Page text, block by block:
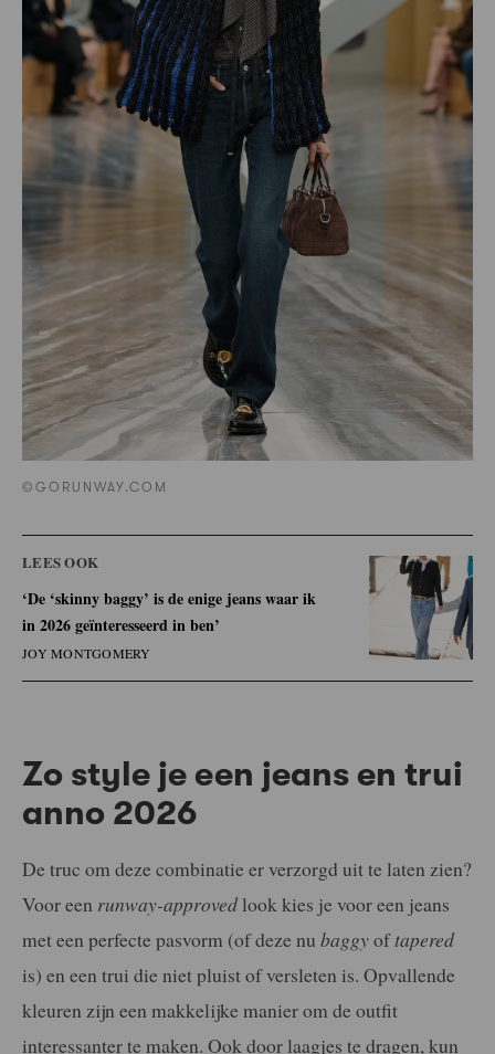
©GORUNWAY.COM
LEES OOK
‘De ‘skinny baggy’ is de enige jeans waar ik
in 2026 geïnteresseerd in ben’
JOY MONTGOMERY
Zo style je een jeans en trui
anno 2026
De truc om deze combinatie er verzorgd uit te laten zien?
Voor een runway-approved look kies je voor een jeans
met een perfecte pasvorm (of deze nu baggyoftapered
is) en een trui die niet pluist of versleten is. Opvallende
kleuren zijn een makkelijke manier om de outfit
interessanter te maken. Ook door laagjes te dragen, kun